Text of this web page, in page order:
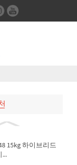
15kg 하이브리드
...